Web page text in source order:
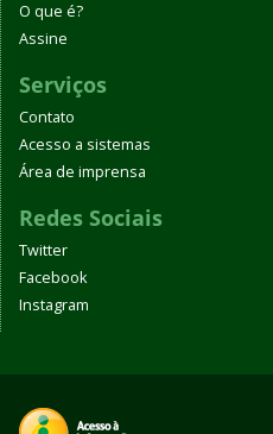
O que é?
Assine
Serviços
Contato
Acesso a sistemas
Área de imprensa
Redes Sociais
Twitter
Facebook
Instagram